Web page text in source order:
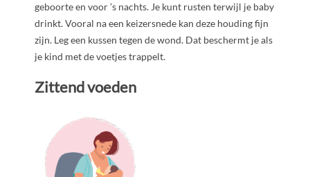
geboorte en voor ’s nachts. Je kunt rusten terwijl je baby
drinkt. Vooral na een keizersnede kan deze houding fijn
zijn. Leg een kussen tegen de wond. Dat beschermt je als
je kind met de voetjes trappelt.
Zittend voeden